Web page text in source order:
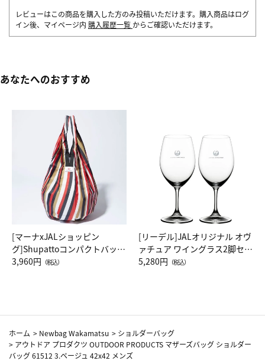
レビューはこの商品を購入した方のみ投稿いただけます。購入商品はログ
イン後、マイページ内 購入履歴一覧 からご確認いただけます。
あなたへのおすすめ
[マーナxJALショッピン
グ]Shupattoコンパクトバッグ
Drop JAL客室乗務員（LC）ス
3,960円 （税込）
[リーデル]JALオリジナル オヴ
ァチュア ワイングラス2脚セッ
ト（レッドワイン）
5,280円 （税込）
ホーム > Newbag Wakamatsu > ショルダーバッグ
> アウトドア プロダクツ OUTDOOR PRODUCTS マザーズバッグ ショルダー
バッグ 61512 3.ベージュ 42x42 メンズ